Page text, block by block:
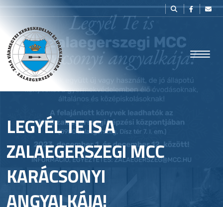
LEGYÉL TE IS A
ZALAEGERSZEGI MCC
KARÁCSONYI
ANGYALKÁJA!